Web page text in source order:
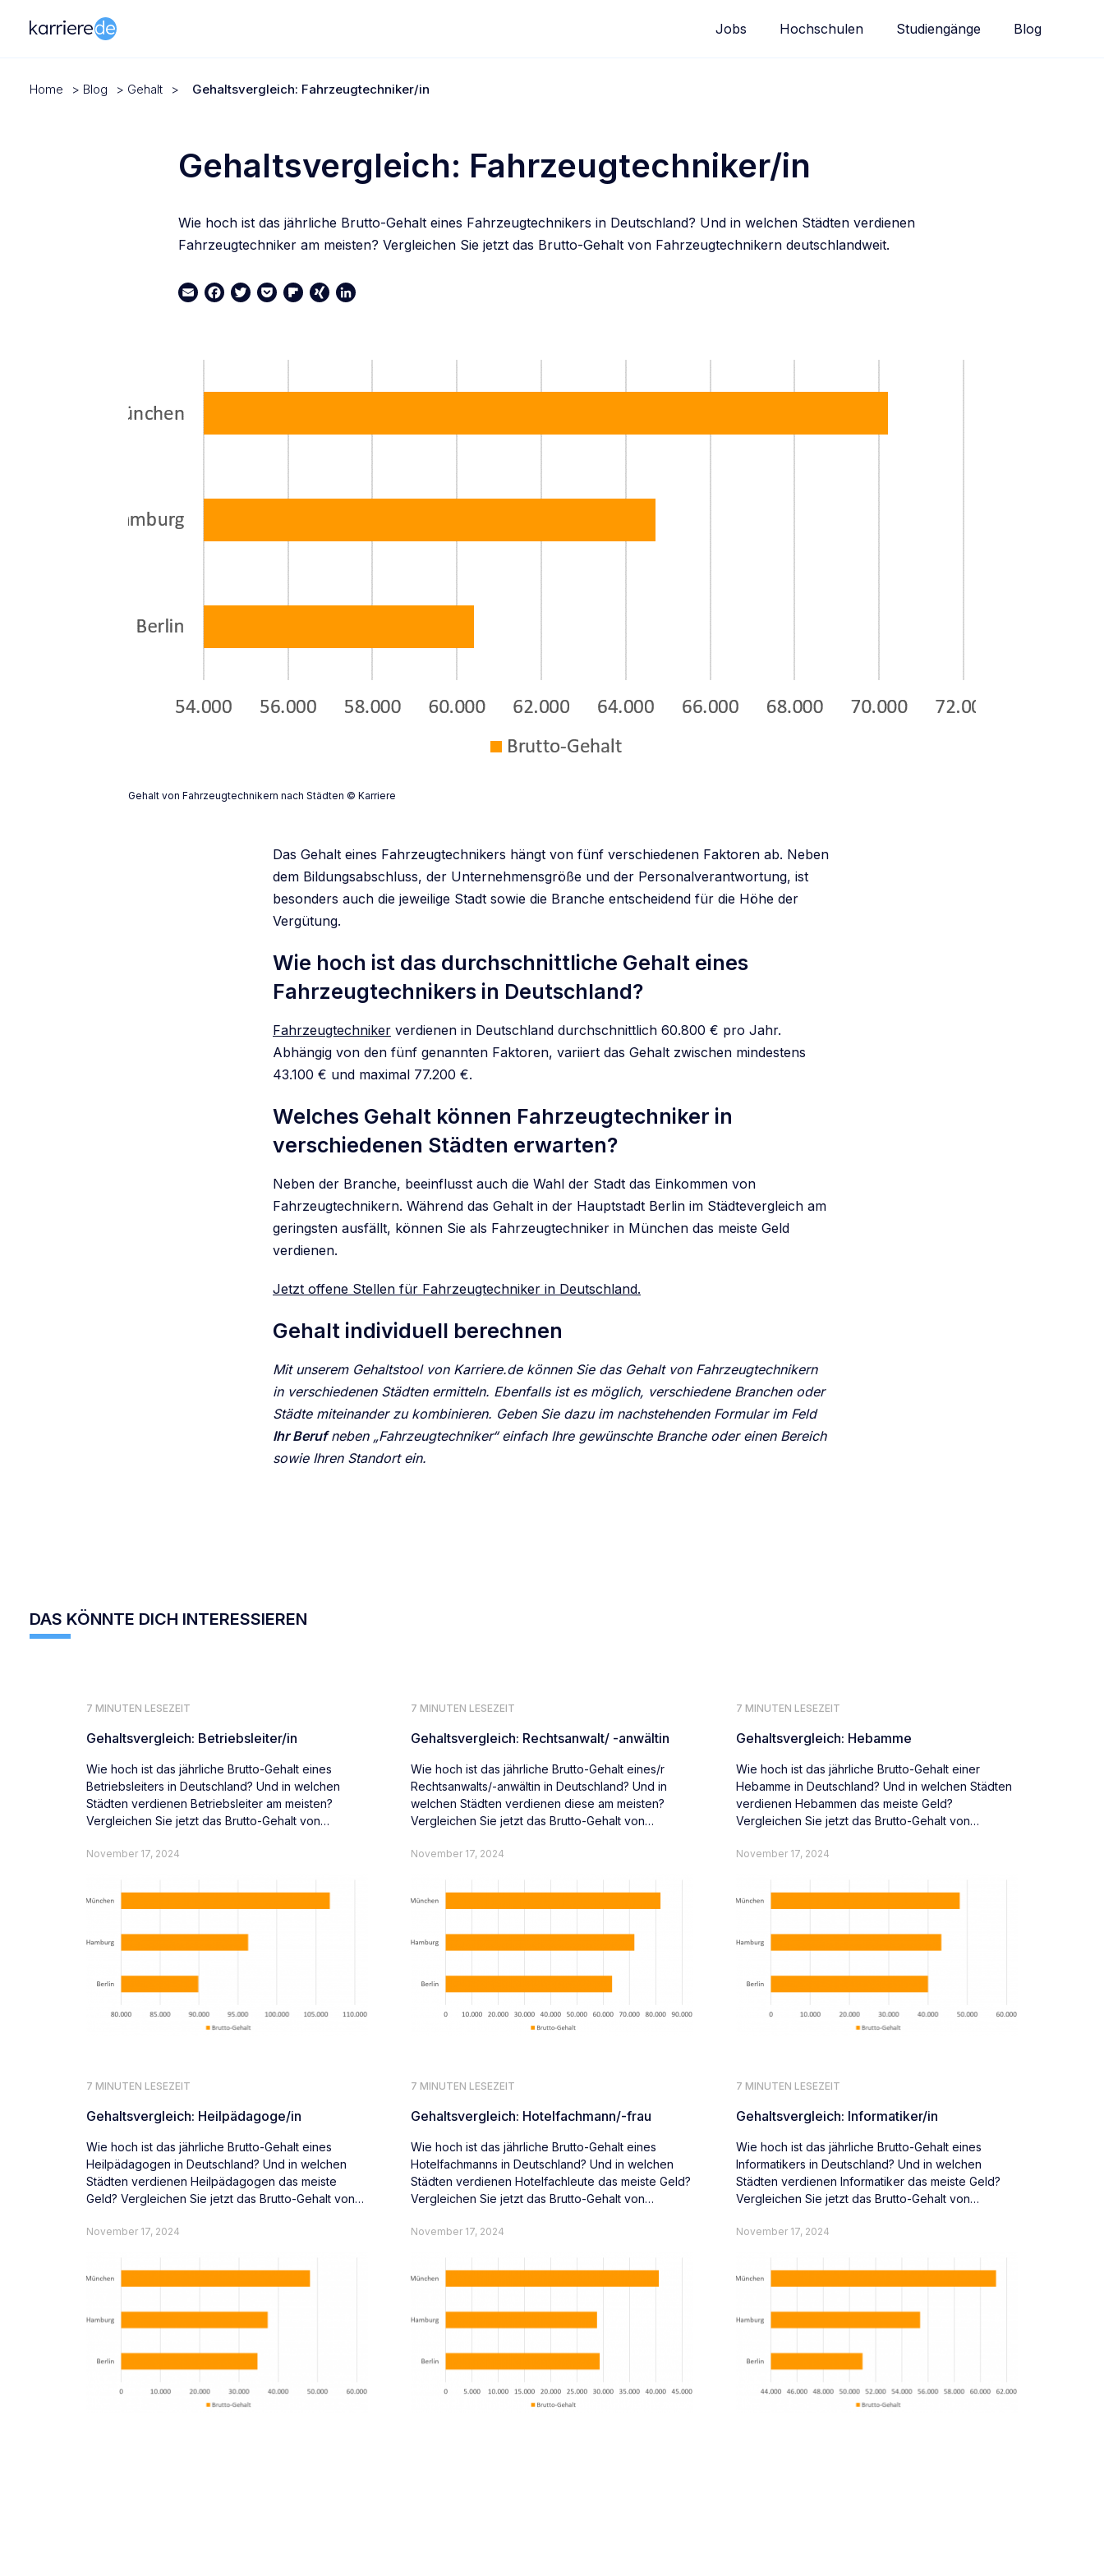
Jobs Hochschulen Studiengänge Blog
Home > Blog > Gehalt > Gehaltsvergleich: Fahrzeugtechniker/in
Gehaltsvergleich: Fahrzeugtechniker/in
Wie hoch ist das jährliche Brutto-Gehalt eines Fahrzeugtechnikers in Deutschland? Und in welchen Städten verdienen
Fahrzeugtechniker am meisten? Vergleichen Sie jetzt das Brutto-Gehalt von Fahrzeugtechnikern deutschlandweit.
EmailFacebook
TwitterPocketFlipboard
XINGLinkedIn
Gehalt von Fahrzeugtechnikern nach Städten © Karriere
Das Gehalt eines Fahrzeugtechnikers hängt von fünf verschiedenen Faktoren ab. Neben
dem Bildungsabschluss, der Unternehmensgröße und der Personalverantwortung, ist
besonders auch die jeweilige Stadt sowie die Branche entscheidend für die Höhe der
Vergütung.
Wie hoch ist das durchschnittliche Gehalt eines
Fahrzeugtechnikers in Deutschland?
Fahrzeugtechniker verdienen in Deutschland durchschnittlich 60.800 € pro Jahr.
Abhängig von den fünf genannten Faktoren, variiert das Gehalt zwischen mindestens
43.100 € und maximal 77.200 €.
Welches Gehalt können Fahrzeugtechniker in
verschiedenen Städten erwarten?
Neben der Branche, beeinflusst auch die Wahl der Stadt das Einkommen von
Fahrzeugtechnikern. Während das Gehalt in der Hauptstadt Berlin im Städtevergleich am
geringsten ausfällt, können Sie als Fahrzeugtechniker in München das meiste Geld
verdienen.
Jetzt offene Stellen für Fahrzeugtechniker in Deutschland.
Gehalt individuell berechnen
Mit unserem Gehaltstool von Karriere.de können Sie das Gehalt von Fahrzeugtechnikern
in verschiedenen Städten ermitteln. Ebenfalls ist es möglich, verschiedene Branchen oder
Städte miteinander zu kombinieren. Geben Sie dazu im nachstehenden Formular im Feld
Ihr Berufneben „Fahrzeugtechniker“ einfach Ihre gewünschte Branche oder einen Bereich
sowie Ihren Standort ein.
DAS KÖNNTE DICH INTERESSIEREN
7 MINUTEN LESEZEIT
Gehaltsvergleich: Betriebsleiter/in
Wie hoch ist das jährliche Brutto-Gehalt eines
Betriebsleiters in Deutschland? Und in welchen
Städten verdienen Betriebsleiter am meisten?
Vergleichen Sie jetzt das Brutto-Gehalt von
November 17, 2024
7 MINUTEN LESEZEIT
Gehaltsvergleich: Rechtsanwalt/ -anwältin
Wie hoch ist das jährliche Brutto-Gehalt eines/r
Rechtsanwalts/-anwältin in Deutschland? Und in
welchen Städten verdienen diese am meisten?
Vergleichen Sie jetzt das Brutto-Gehalt von
November 17, 2024
7 MINUTEN LESEZEIT
Gehaltsvergleich: Hebamme
Wie hoch ist das jährliche Brutto-Gehalt einer
Hebamme in Deutschland? Und in welchen Städten
verdienen Hebammen das meiste Geld?
Vergleichen Sie jetzt das Brutto-Gehalt von
November 17, 2024
7 MINUTEN LESEZEIT
Gehaltsvergleich: Heilpädagoge/in
Wie hoch ist das jährliche Brutto-Gehalt eines
Heilpädagogen in Deutschland? Und in welchen
Städten verdienen Heilpädagogen das meiste
Geld? Vergleichen Sie jetzt das Brutto-Gehalt von
November 17, 2024
7 MINUTEN LESEZEIT
Gehaltsvergleich: Hotelfachmann/-frau
Wie hoch ist das jährliche Brutto-Gehalt eines
Hotelfachmanns in Deutschland? Und in welchen
Städten verdienen Hotelfachleute das meiste Geld?
Vergleichen Sie jetzt das Brutto-Gehalt von
November 17, 2024
7 MINUTEN LESEZEIT
Gehaltsvergleich: Informatiker/in
Wie hoch ist das jährliche Brutto-Gehalt eines
Informatikers in Deutschland? Und in welchen
Städten verdienen Informatiker das meiste Geld?
Vergleichen Sie jetzt das Brutto-Gehalt von
November 17, 2024